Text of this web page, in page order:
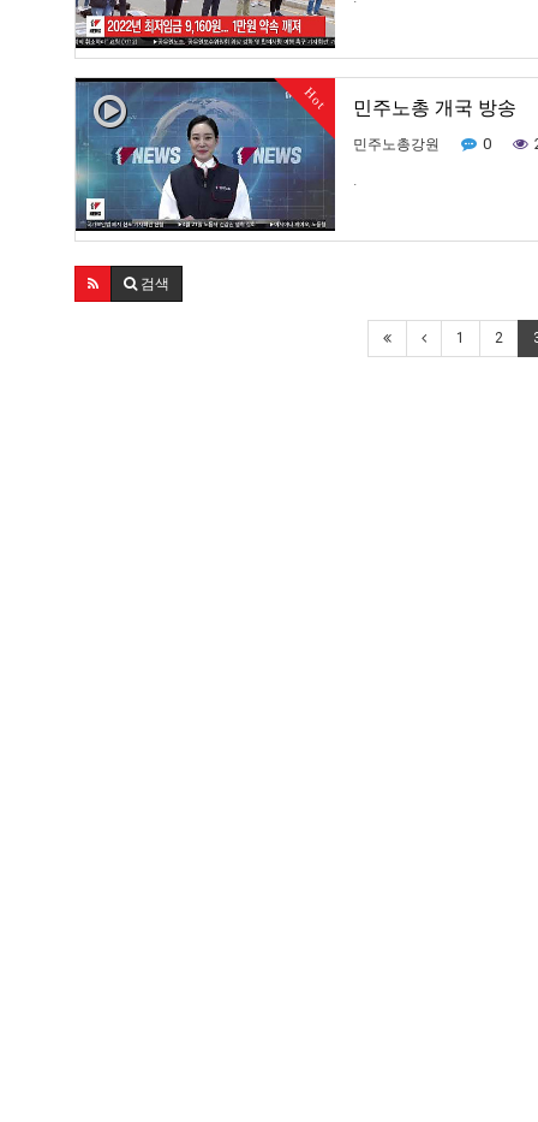
Hot 민주노총 개국 방송
민주노총강원 0
.
검색
1 2